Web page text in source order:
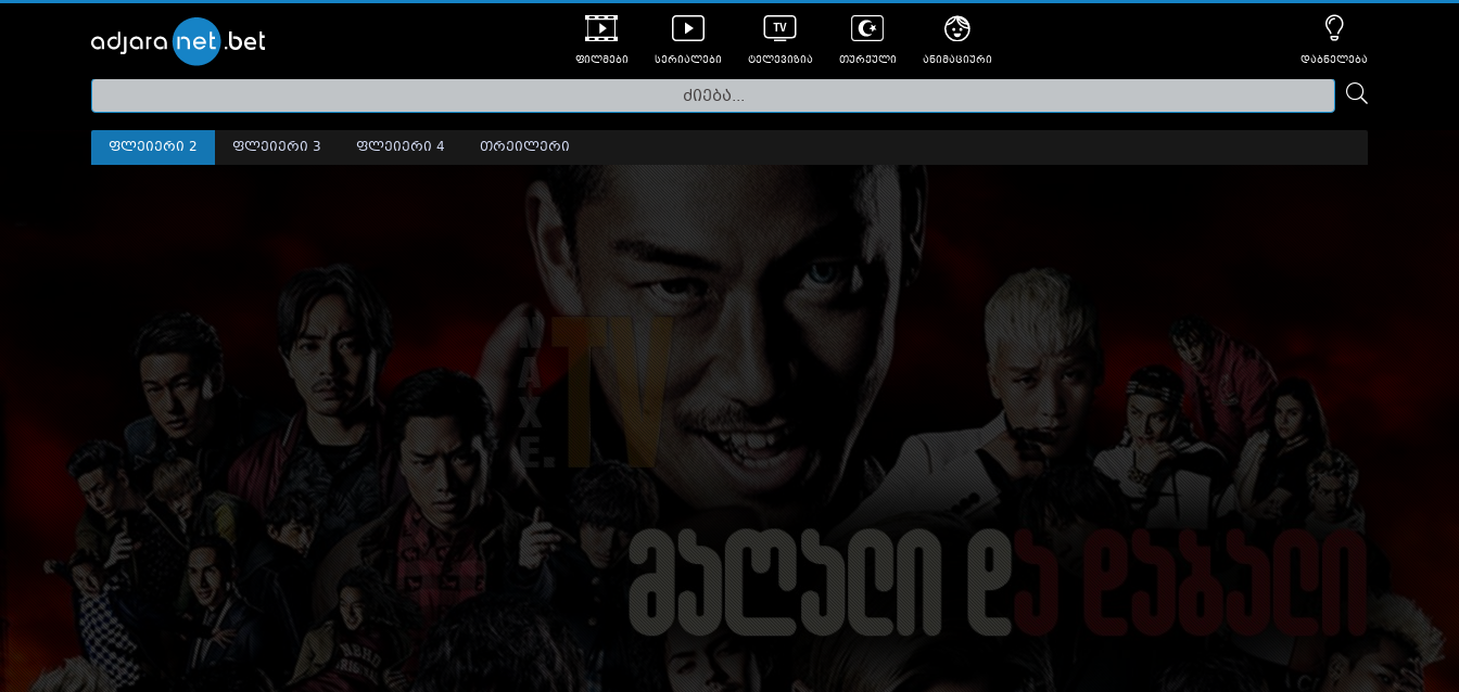
ფილმები
თრეილერები
სერიალები ტელევიზია თურქული ანიმაციური დაბნელება
ფლეიერი 2 ფლეიერი 3 ფლეიერი 4 თრეილერი